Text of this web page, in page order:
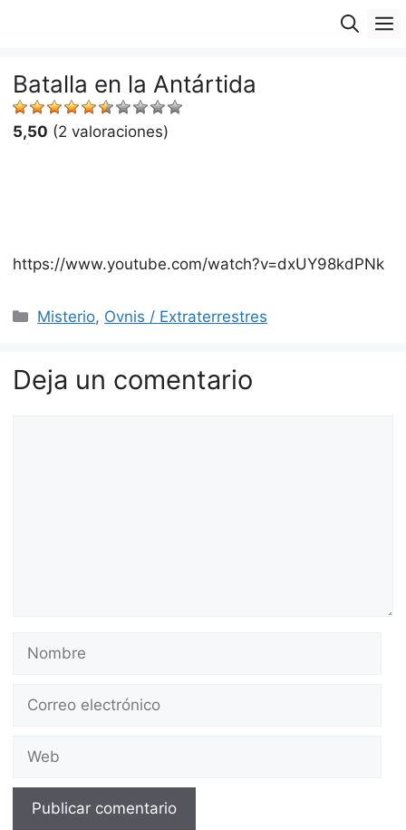
Batalla en la Antártida
5,50 (2 valoraciones)
https://www.youtube.com/watch?v=dxUY98kdPNk
Categorías
Misterio, Ovnis / Extraterrestres
Deja un comentario
Nombre
Correo
Web